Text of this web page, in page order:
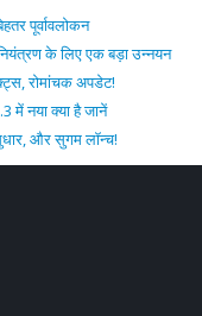
पूर्वावलोकन
के लिए एक बड़ा उन्नयन
रोमांचक अपडेट!
में नया क्या है जानें
और सुगम लॉन्च!